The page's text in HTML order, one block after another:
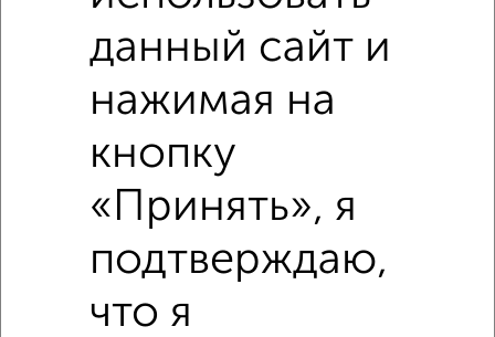
Это предложение
Средняя цена по городу
1‑комнатные квартиры недалеко от
данный сайт и
нажимая на
кнопку
«Принять», я
подтверждаю,
что я